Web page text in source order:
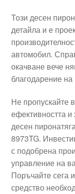
Плащанията
Политика за
Правила и
Разгледайте
Транспорт
Този десен
детайла и е
автомобил.
окачване вече
благодарение на
Не пропускайте
ефективността
десен
8973TG.
с подобрена
управление на
Поръчайте сега
средство